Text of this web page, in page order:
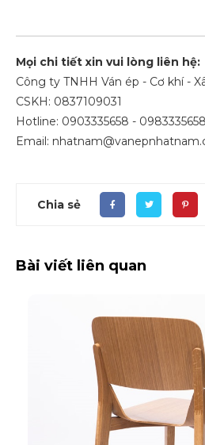
Mọi chi tiết xin vui lòng liên hệ:
Công ty TNHH Ván ép - Cơ khí -
CSKH: 0837109031
Hotline: 0903335658 - 0983335658
Email:
Chia sẻ
Bài viết liên quan